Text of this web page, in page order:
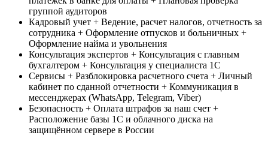
группой аудиторов
Кадровый учет + Ведение, расчет налогов, отчетность за
сотрудника + Оформление отпусков и больничных +
Оформление найма и увольнения
Консультация экспертов + Консультация c главным
бухгалтером + Консультация у специалиста 1С
Сервисы + Разблокировка расчетного счета + Личный
кабинет по сданной отчетности + Коммуникация в
мессенджерах (WhatsApp, Telegram, Viber)
Безопасность + Оплата штрафов за наш счет +
Расположение базы 1С и облачного диска на
защищённом сервере в России